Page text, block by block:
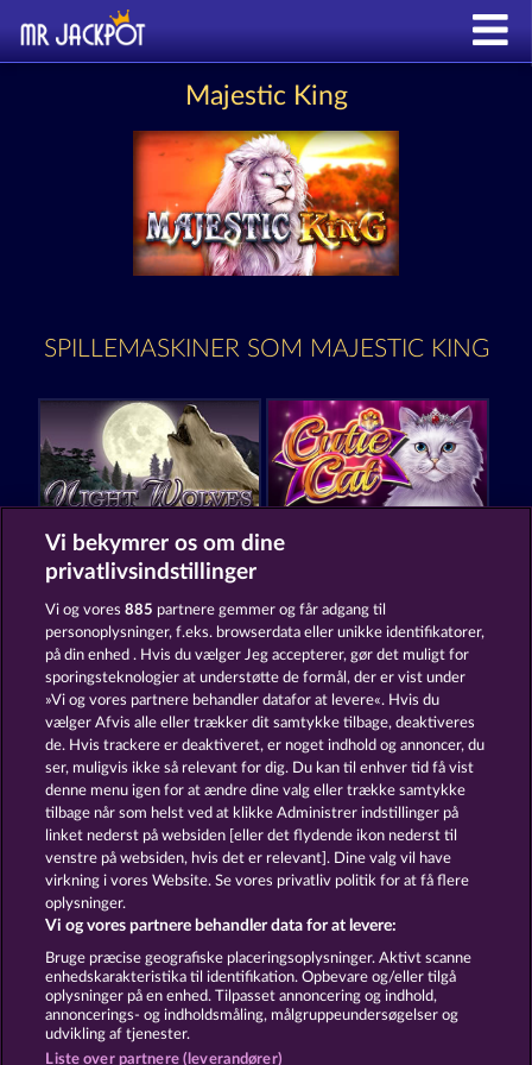
Majestic King
SPILLEMASKINER SOM MAJESTIC KING
Night Wolves Cutie Cat
Wild Rapa Nui Beautiful Nature
Vilkår og betingelser
Fortroligheds- og cookie-politik Kontakt
Indsend anmodning om tilbagetrækning
Vi bekymrer os om dine
privatlivsindstillinger
Vi og vores885 partnere gemmer og får adgang til
personoplysninger, f.eks. browserdata eller unikke identifikatorer,
på din enhed . Hvis du vælger Jeg accepterer, gør det muligt for
sporingsteknologier at understøtte de formål, der er vist under
»Vi og vores partnere behandler datafor at levere«. Hvis du
vælger Afvis alle eller trækker dit samtykke tilbage, deaktiveres
de. Hvis trackere er deaktiveret, er noget indhold og annoncer, du
ser, muligvis ikke så relevant for dig. Du kan til enhver tid få vist
denne menu igen for at ændre dine valg eller trække samtykke
tilbage når som helst ved at klikke Administrer indstillinger på
linket nederst på websiden [eller det flydende ikon nederst til
venstre på websiden, hvis det er relevant]. Dine valg vil have
virkning i vores Website. Se vores privatliv politik for at få flere
oplysninger.
Vi og vores partnere behandler data for at levere:
Bruge præcise geografiske placeringsoplysninger. Aktivt scanne
enhedskarakteristika til identifikation. Opbevare og/eller tilgå
oplysninger på en enhed. Tilpasset annoncering og indhold,
annoncerings- og indholdsmåling, målgruppeundersøgelser og
udvikling af tjenester.
Liste over partnere (leverandører)